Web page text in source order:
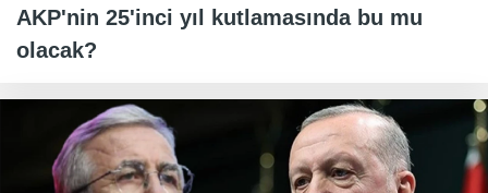
AKP'nin 25'inci yıl kutlamasında bu mu
olacak?